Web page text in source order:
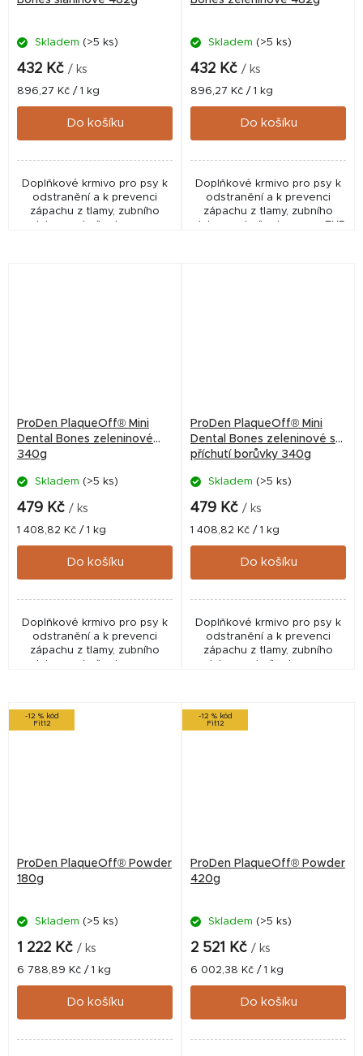
Skladem (>5 ks)
432 Kč / ks
Měrná
cena:
896,27 Kč / 1 kg
Do košíku
Doplňkové krmivo pro psy k
odstranění a k prevenci
zápachu z tlamy, zubního
plaku a zubního kamene.
Skladem (>5 ks)
432 Kč / ks
Měrná
cena:
896,27 Kč / 1 kg
Do košíku
Doplňkové krmivo pro psy k
odstranění a k prevenci
zápachu z tlamy, zubního
plaku a zubního kamene. EXP
ProDen PlaqueOff® Mini
Dental Bones zeleninové
340g
Skladem (>5 ks)
479 Kč / ks
Měrná
cena:
1 408,82 Kč / 1 kg
Do košíku
Doplňkové krmivo pro psy k
odstranění a k prevenci
zápachu z tlamy, zubního
ProDen PlaqueOff® Mini
Dental Bones zeleninové s
příchutí borůvky 340g
Skladem (>5 ks)
479 Kč / ks
Měrná
cena:
1 408,82 Kč / 1 kg
Do košíku
Doplňkové krmivo pro psy k
odstranění a k prevenci
zápachu z tlamy, zubního
-12 % kód
Fit12
ProDen PlaqueOff® Powder
180g
Skladem (>5 ks)
1 222 Kč / ks
Měrná
6 788,89 Kč / 1 kg
Do košíku
-12 % kód
Fit12
ProDen PlaqueOff® Powder
420g
Skladem (>5 ks)
2 521 Kč / ks
Měrná
6 002,38 Kč / 1 kg
Do košíku